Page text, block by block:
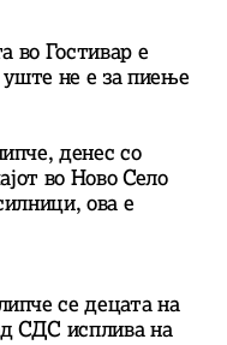
во Гостивар е
уште не е за пиење
денес со
во Ново Село
ова е
се децата на
СДС исплива на